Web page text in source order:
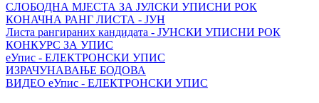
СЛОБОДНА МЈЕСТА ЗА ЈУЛСКИ УПИСНИ РОК
КОНАЧНА РАНГ ЛИСТА - ЈУН
Листа рангираних кандидата - ЈУНСКИ УПИСНИ РОК
КОНКУРС ЗА УПИС
еУпис - ЕЛЕКТРОНСКИ УПИС
ИЗРАЧУНАВАЊЕ БОДОВА
ВИДЕО еУпис - ЕЛЕКТРОНСКИ УПИС